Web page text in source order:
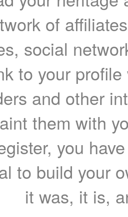
of
social
to your
and other
them with
you
to build your
it was, it is,